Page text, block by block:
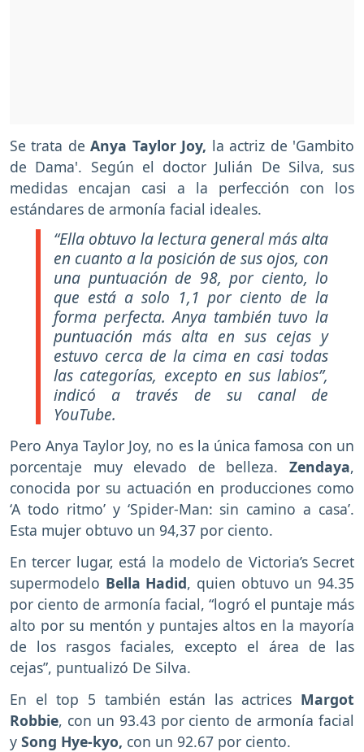
Se trata deAnya Taylor Joy, la actriz de 'Gambito
de Dama'. Según el doctor Julián De Silva, sus
medidas encajan casi a la perfección con los
estándares de armonía facial ideales.
“Ella obtuvo la lectura general más alta
en cuanto a la posición de sus ojos, con
una puntuación de 98, por ciento, lo
que está a solo 1,1 por ciento de la
forma perfecta. Anya también tuvo la
puntuación más alta en sus cejas y
estuvo cerca de la cima en casi todas
las categorías, excepto en sus labios”,
indicó a través de su canal de
YouTube.
Pero Anya Taylor Joy, no es la única famosa con un
porcentaje muy elevado de belleza. Zendaya,
conocida por su actuación en producciones como
‘A todo ritmo’ y ‘Spider-Man: sin camino a casa’.
Esta mujer obtuvo un 94,37 por ciento.
En tercer lugar, está la modelo de Victoria’s Secret
supermodelo Bella Hadid, quien obtuvo un 94.35
por ciento de armonía facial, “logró el puntaje más
alto por su mentón y puntajes altos en la mayoría
de los rasgos faciales, excepto el área de las
cejas”, puntualizó De Silva.
En el top 5 también están las actrices Margot
Robbie, con un 93.43 por ciento de armonía facial
y Song Hye-kyo, con un 92.67 por ciento.